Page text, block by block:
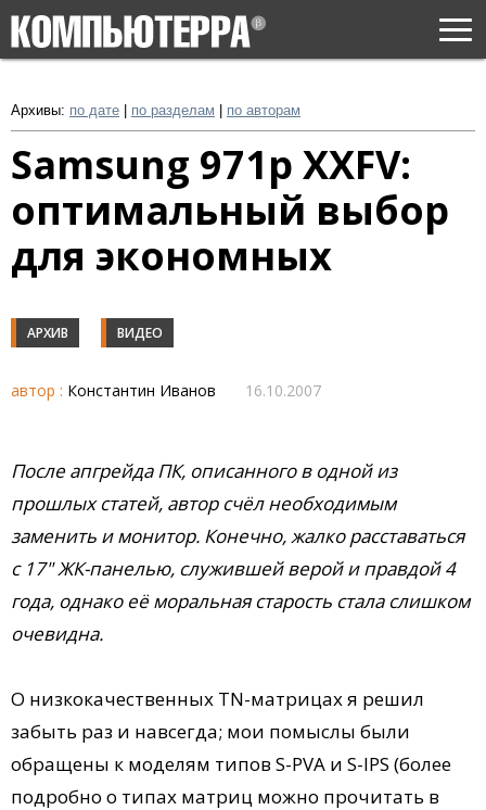
Архивы: по дате по разделам по авторам
Samsung 971p XXFV:
оптимальный выбор
для экономных
АРХИВ ВИДЕО
автор : Константин Иванов 16.10.2007
После апгрейда ПК, описанного в одной из
прошлых статей, автор счёл необходимым
заменить и монитор. Конечно, жалко расставаться
с 17" ЖК-панелью, служившей верой и правдой 4
года, однако её моральная старость стала слишком
очевидна.
О низкокачественных TN-матрицах я решил
забыть раз и навсегда; мои помыслы были
обращены к моделям типов S-PVA и S-IPS (более
подробно о типах матриц можно прочитать в